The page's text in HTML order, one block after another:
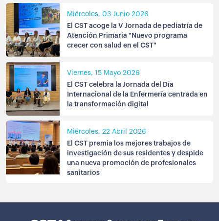
Miércoles, 03 Junio 2026
El CST acoge la V Jornada de pediatría de
Atención Primaria "Nuevo programa
crecer con salud en el CST"
Viernes, 15 Mayo 2026
El CST celebra la Jornada del Día
Internacional de la Enfermería centrada en
la transformación digital
Miércoles, 22 Abril 2026
El CST premia los mejores trabajos de
investigación de sus residentes y despide
una nueva promoción de profesionales
sanitarios